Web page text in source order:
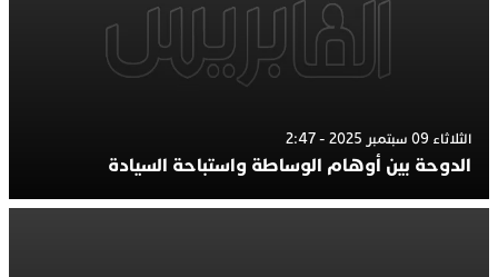
الثلاثاء 09 سبتمبر 2025 - 2:47
الدوحة بين أوهام الوساطة واستباحة السيادة